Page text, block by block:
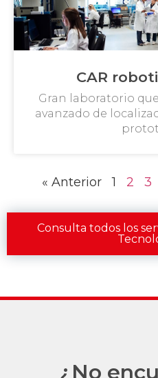
CAR
Gran laboratorio
avanzado de
« Anterior 1 2 3
Consulta todos los
¿No